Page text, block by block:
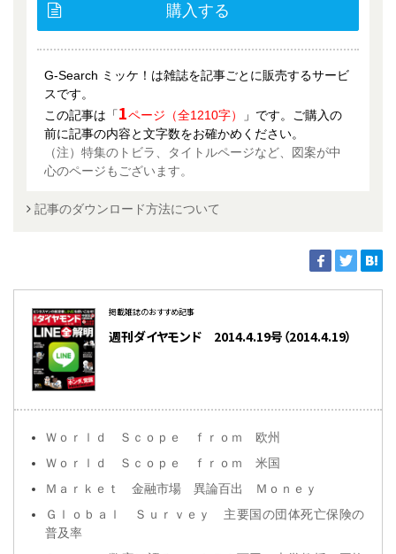
購入する
G-Search ミッケ！は雑誌を記事ごとに販売するサービ
スです。
この記事は「1ページ（全1210字）
」です。ご購入の
前に記事の内容と文字数をお確かめください。
（注）特集のトビラ、タイトルページなど、図案が中
心のページもございます。
記事のダウンロード方法について
掲載雑誌のおすすめ記事
週刊ダイヤモンド 2014.4.19号（2014.4.19）
Ｗｏｒｌｄ Ｓｃｏｐｅ ｆｒｏｍ 欧州
Ｗｏｒｌｄ Ｓｃｏｐｅ ｆｒｏｍ 米国
Ｍａｒｋｅｔ 金融市場 異論百出 Ｍｏｎｅｙ
Ｇｌｏｂａｌ Ｓｕｒｖｅｙ 主要国の団体死亡保険の
普及率